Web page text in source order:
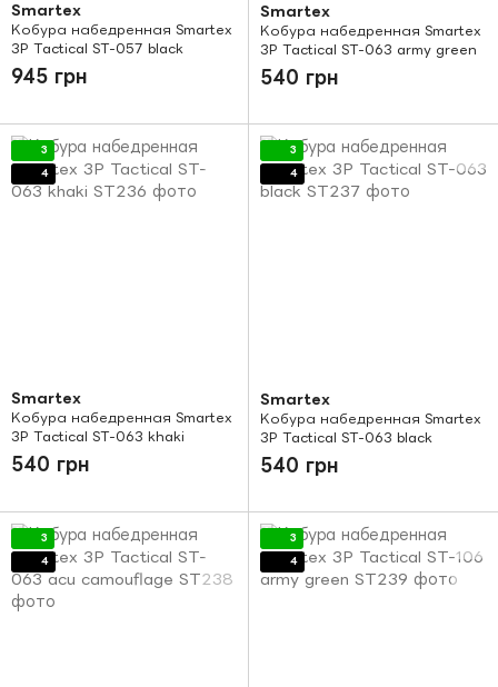
Smartex
Кобура набедренная Smartex
3P Tactical ST-057 black
945 грн
Smartex
Кобура набедренная Smartex
3P Tactical ST-063 army green
540 грн
3
4
Smartex
Кобура набедренная Smartex
3P Tactical ST-063 khaki
540 грн
3
4
Smartex
Кобура набедренная Smartex
3P Tactical ST-063 black
540 грн
3
4
3
4